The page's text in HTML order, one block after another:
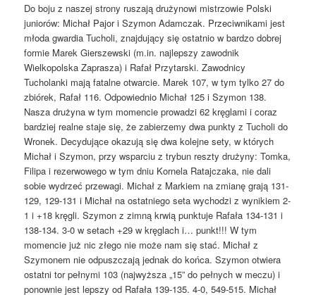
Do boju z naszej strony ruszają drużynowi mistrzowie Polski
juniorów: Michał Pajor i Szymon Adamczak. Przeciwnikami jest
młoda gwardia Tucholi, znajdujący się ostatnio w bardzo dobrej
formie Marek Gierszewski (m.in. najlepszy zawodnik
Wielkopolska Zaprasza) i Rafał Przytarski. Zawodnicy
Tucholanki mają fatalne otwarcie. Marek 107, w tym tylko 27 do
zbiórek, Rafał 116. Odpowiednio Michał 125 i Szymon 138.
Nasza drużyna w tym momencie prowadzi 62 kręglami i coraz
bardziej realne staje się, że zabierzemy dwa punkty z Tucholi do
Wronek. Decydujące okazują się dwa kolejne sety, w których
Michał i Szymon, przy wsparciu z trybun reszty drużyny: Tomka,
Filipa i rezerwowego w tym dniu Kornela Ratajczaka, nie dali
sobie wydrzeć przewagi. Michał z Markiem na zmianę grają 131-
129, 129-131 i Michał na ostatniego seta wychodzi z wynikiem 2-
1 i +18 kręgli. Szymon z zimną krwią punktuje Rafała 134-131 i
138-134. 3-0 w setach +29 w kręglach i… punkt!!! W tym
momencie już nic złego nie może nam się stać. Michał z
Szymonem nie odpuszczają jednak do końca. Szymon otwiera
ostatni tor pełnymi 103 (najwyższa „15” do pełnych w meczu) i
ponownie jest lepszy od Rafała 139-135. 4-0, 549-515. Michał